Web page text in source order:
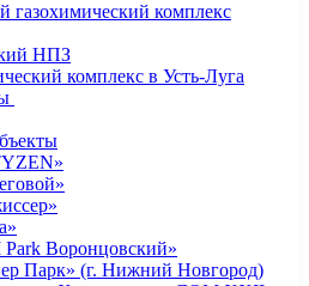
газохимический комплекс
НПЗ
комплекс в Усть-Луга
Воронцовский»
Парк» (г. Нижний Новгород)